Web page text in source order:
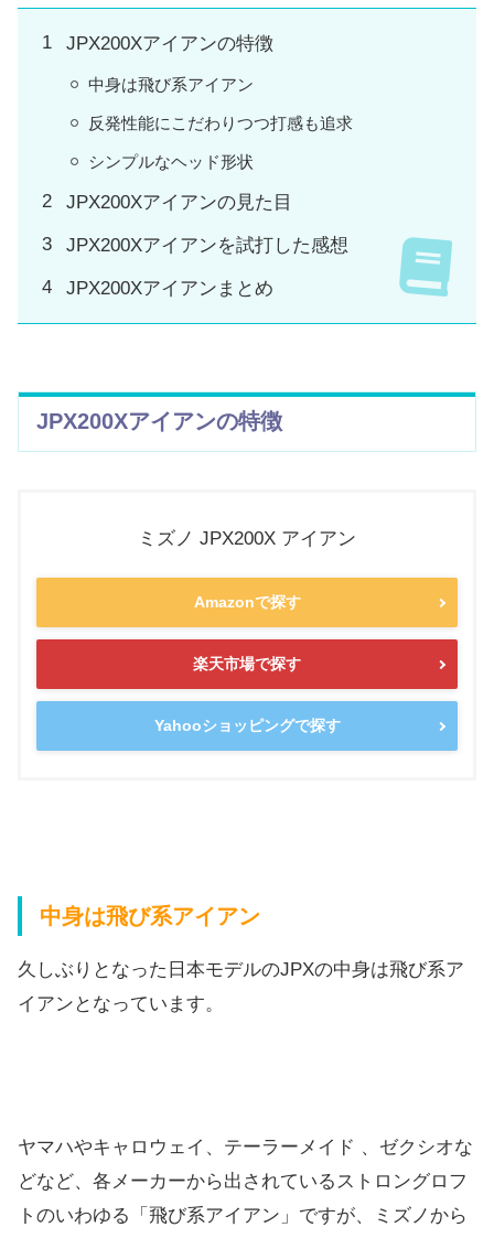
JPX200Xアイアンの特徴
中身は飛び系アイアン
反発性能にこだわりつつ打感も追求
シンプルなヘッド形状
JPX200Xアイアンの見た目
JPX200Xアイアンを試打した感想
JPX200Xアイアンまとめ
JPX200Xアイアンの特徴
ミズノ JPX200X アイアン
Amazonで探す
楽天市場で探す
Yahooショッピングで探す
中身は飛び系アイアン
久しぶりとなった日本モデルのJPXの中身は飛び系ア
イアンとなっています。
ヤマハやキャロウェイ、テーラーメイド 、ゼクシオな
どなど、各メーカーから出されているストロングロフ
トのいわゆる「飛び系アイアン」ですが、ミズノから